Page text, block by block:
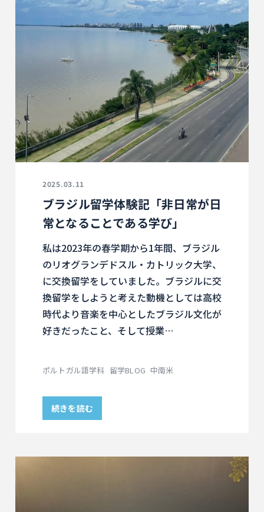
2025.03.11
ブラジル留学体験記「非日常が日
常となることである学び」
私は2023年の春学期から1年間、ブラジル
のリオグランデドスル・カトリック大学、
に交換留学をしていました。ブラジルに交
換留学をしようと考えた動機としては高校
時代より音楽を中心としたブラジル文化が
好きだったこと、そして授業…
ポルトガル語学科 留学BLOG 中南米
続きを読む